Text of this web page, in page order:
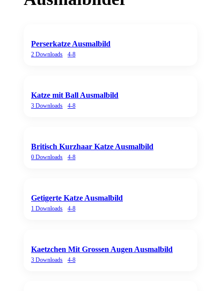
Perserkatze Ausmalbild
2 Downloads 4-8
Katze mit Ball Ausmalbild
3 Downloads 4-8
Britisch Kurzhaar Katze Ausmalbild
0 Downloads 4-8
Getigerte Katze Ausmalbild
1 Downloads 4-8
Kaetzchen Mit Grossen Augen Ausmalbild
3 Downloads 4-8